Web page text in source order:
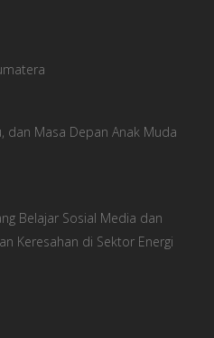
dan Masa Depan Anak Muda
Belajar Sosial Media dan
Keresahan di Sektor Energi